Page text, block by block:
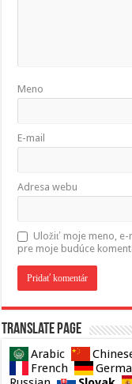
Meno
E-mail
Adresa webu
Uložiť moje meno,
pre moje budúce
Translate page
Arabic
French